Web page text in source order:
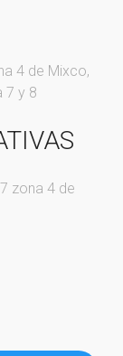
4 de Mixco,
7 y 8
zona 4 de